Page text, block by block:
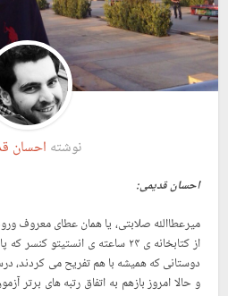
نوشته احسان
احسان قدیمی:
از کتابخانه ی ۲۴ ساعته ی
دوستانی که همیشه با هم تفریح می کردند،
و حالا امروز بازهم به اتفاق رتبه های برتر